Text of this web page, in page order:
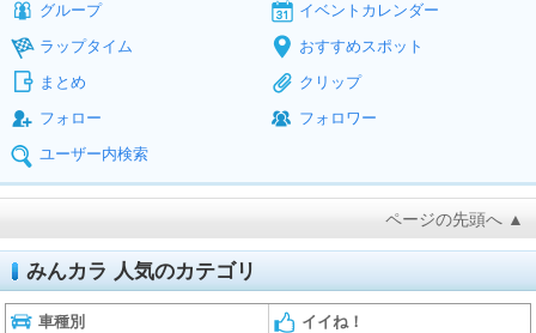
グループ
イベントカレンダー
ラップタイム
おすすめスポット
まとめ
クリップ
フォロー
フォロワー
ユーザー内検索
ページの先頭へ ▲
みんカラ 人気のカテゴリ
車種別 イイね！